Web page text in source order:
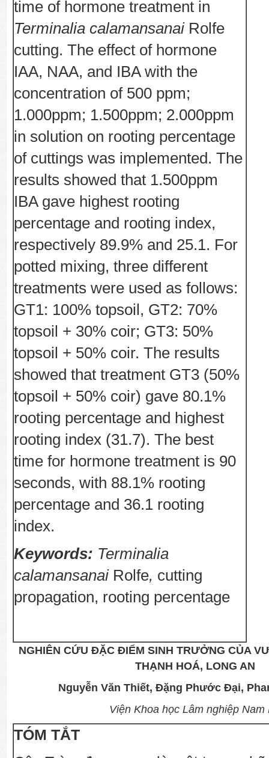
time of hormone treatment in
Terminalia calamansanai Rolfe
cutting. The effect of hormone
IAA, NAA, and IBA with the
concentration of 500 ppm;
1.000ppm; 1.500ppm; 2.000ppm
in solution on rooting percentage
of cuttings was implemented. The
results showed that 1.500ppm
IBA gave highest rooting
percentage and rooting index,
respectively 89.9% and 25.1. For
potted mixing, three different
treatments were used as follows:
GT1: 100% topsoil, GT2: 70%
topsoil + 30% coir; GT3: 50%
topsoil + 50% coir. The results
showed that treatment GT3 (50%
topsoil + 50% coir) gave 80.1%
rooting percentage and highest
rooting index (31.7). The best
time for hormone treatment is 90
seconds, with 88.1% rooting
percentage and 36.1 rooting
index.
Keywords: Terminalia
calamansanai Rolfe, cutting
propagation, rooting percentage
NGHIÊN CỨU ĐẶC ĐIỂM SINH TRƯỞNG CỦA
THẠNH HOÁ, LONG AN
Nguyễn Văn Thiết, Đặng Phước Đại,
Viện Khoa học Lâm nghiệp Nam
TÓM TẮT